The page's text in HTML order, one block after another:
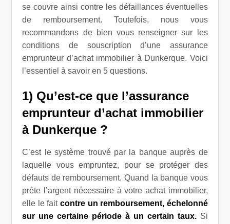
se couvre ainsi contre les défaillances éventuelles
de remboursement. Toutefois, nous vous
recommandons de bien vous renseigner sur les
conditions de souscription d’une assurance
emprunteur d’achat immobilier à Dunkerque. Voici
l’essentiel à savoir en 5 questions.
1) Qu’est-ce que l’assurance
emprunteur d’achat immobilier
à Dunkerque ?
C’est le système trouvé par la banque auprès de
laquelle vous empruntez, pour se protéger des
défauts de remboursement. Quand la banque vous
prête l’argent nécessaire à votre achat immobilier,
elle le fait contre un remboursement, échelonné
sur une certaine période à un certain taux.Si